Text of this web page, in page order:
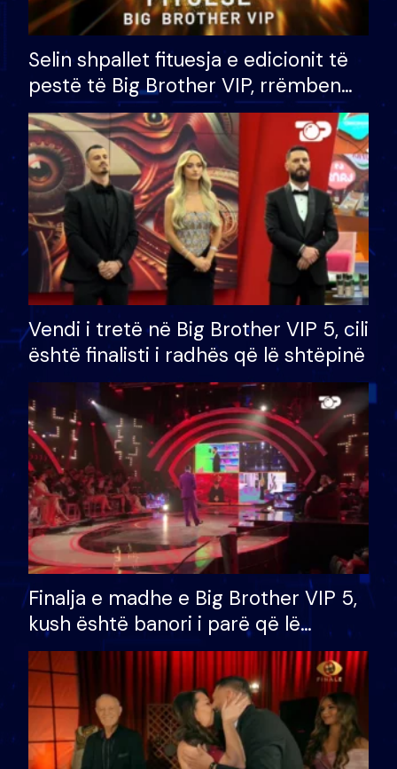
Selin shpallet fituesja e edicionit të
pestë të Big Brother VIP, rrëmben
çmimin e madh prej 100 mijë eurosh
Vendi i tretë në Big Brother VIP 5, cili
është finalisti i radhës që lë shtëpinë
Finalja e madhe e Big Brother VIP 5,
kush është banori i parë që lë
shtëpinë dhe humb mundësinë për
të fituar çmimin e madh